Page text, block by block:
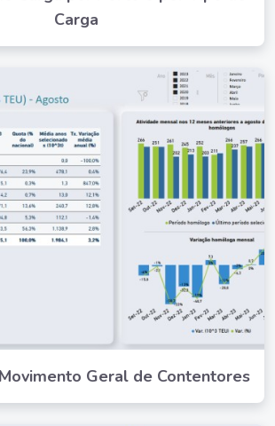
Carga
Geral de Contentores